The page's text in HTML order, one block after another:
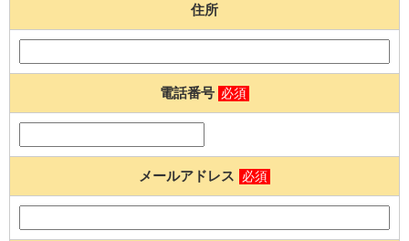
住所
電話番号 必須
メールアドレス 必須